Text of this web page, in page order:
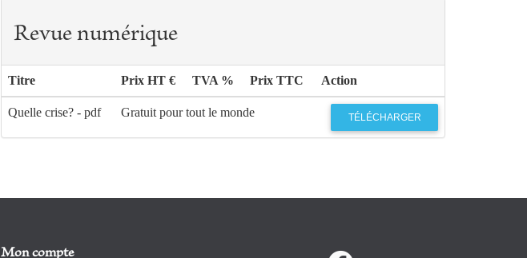
Revue numérique
Titre Prix HT € TVA % Prix TTC Action
Quelle crise? - pdf Gratuit pour tout le monde TÉLÉCHARGER
Mon compte